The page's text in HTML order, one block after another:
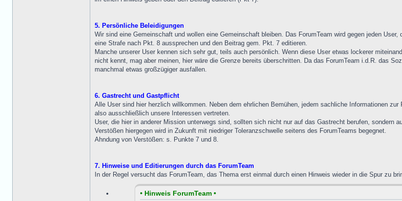
5. Persönliche Beleidigungen
Wir sind eine Gemeinschaft und wollen eine Gemeinschaft bleiben. Das ForumTeam wird gegen jeden
eine Strafe nach Pkt. 8 aussprechen und den Beitrag gem. Pkt. 7 editieren.
Manche unserer User kennen sich sehr gut, teils auch persönlich. Wenn diese User etwas lockerer
nicht kennt, mag aber meinen, hier wäre die Grenze bereits überschritten. Da das ForumTeam i.d.R. das
manchmal etwas großzügiger ausfallen.
6. Gastrecht und Gastpflicht
Alle User sind hier herzlich willkommen. Neben dem ehrlichen Bemühen, jedem sachliche Informationen
also ausschließlich unsere Interessen vertreten.
User, die hier in anderer Mission unterwegs sind, sollten sich nicht nur auf das Gastrecht berufen, sondern
Verstößen hiergegen wird in Zukunft mit niedriger Toleranzschwelle seitens des ForumTeams begegnet.
Ahndung von Verstößen: s. Punkte 7 und 8.
7. Hinweise und Editierungen durch das ForumTeam
In der Regel versucht das ForumTeam, das Thema erst einmal durch einen Hinweis wieder in die Spur zu
• Hinweis ForumTeam •